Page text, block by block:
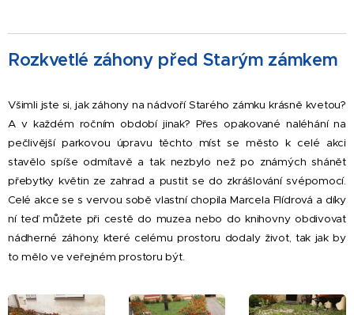
Rozkvetlé záhony před Starým zámkem
Všimli jste si, jak záhony na nádvoří Starého zámku krásně kvetou?
A v každém ročním období jinak? Přes opakované naléhání na
pečlivější parkovou úpravu těchto míst se město k celé akci
stavělo spíše odmítavě a tak nezbylo než po známých shánět
přebytky květin ze zahrad a pustit se do zkrášlování svépomocí.
Celé akce se s vervou sobě vlastní chopila Marcela Flídrová a díky
ní teď můžete při cestě do muzea nebo do knihovny obdivovat
nádherné záhony, které celému prostoru dodaly život, tak jak by
to mělo ve veřejném prostoru být.